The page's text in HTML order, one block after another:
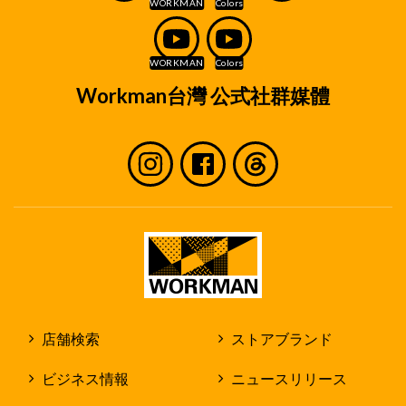
Workman台灣 公式社群媒體
店舗検索 ストアブランド
ビジネス情報 ニュースリリース